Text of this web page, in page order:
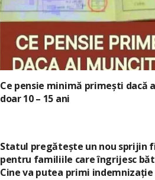
Ce pensie minimă primești dacă
doar 10 – 15 ani
Statul pregătește un nou sprijin
pentru familiile care îngrijesc
Cine va putea primi indemnizație